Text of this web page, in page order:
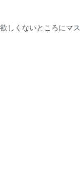
しくないところにマス